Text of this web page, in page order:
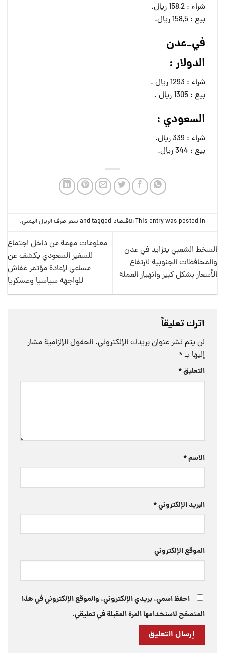
شراء : 158,2 ريال.
بيع : 158,5 ريال.
في_عدن
الدولار :
شراء : 1293 ريال .
بيع : 1305 ريال .
السعودي :
شراء : 339 ريال.
بيع : 344 ريال.
This entry was posted inالاقتصاد سعر صرف الريال اليمني.
السخط الشعبي يتزايد في عدن
والمحافظات الجنوبية لارتفاع
الأسعار بشكل كبير وانهيار العملة
معلومات مهمة من داخل اجتماع
للسفير السعودي يكشف عن
مساعي لإعادة مؤتمر عفاش
للواجهة سياسيا وعسكريا
اترك تعليقاً
لن يتم نشر عنوان بريدك الإلكتروني. الحقول الإلزامية مشار
إليها بـ *
التعليق*
الاسم*
البريد الإلكتروني*
الموقع الإلكتروني
احفظ اسمي، بريدي الإلكتروني، والموقع الإلكتروني في هذا
المتصفح لاستخدامها المرة المقبلة في تعليقي.